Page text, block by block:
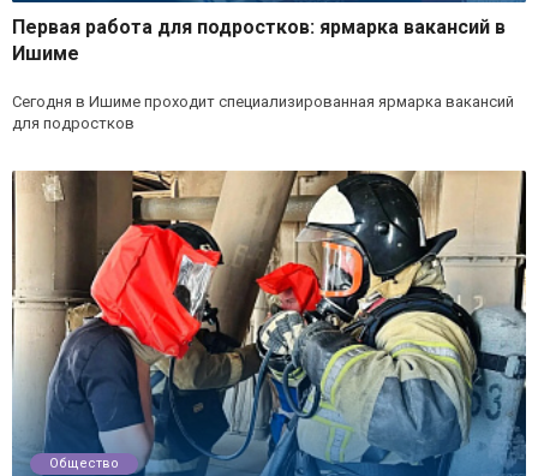
Первая работа для подростков: ярмарка вакансий в
Ишиме
Сегодня в Ишиме проходит специализированная ярмарка вакансий
для подростков
Общество